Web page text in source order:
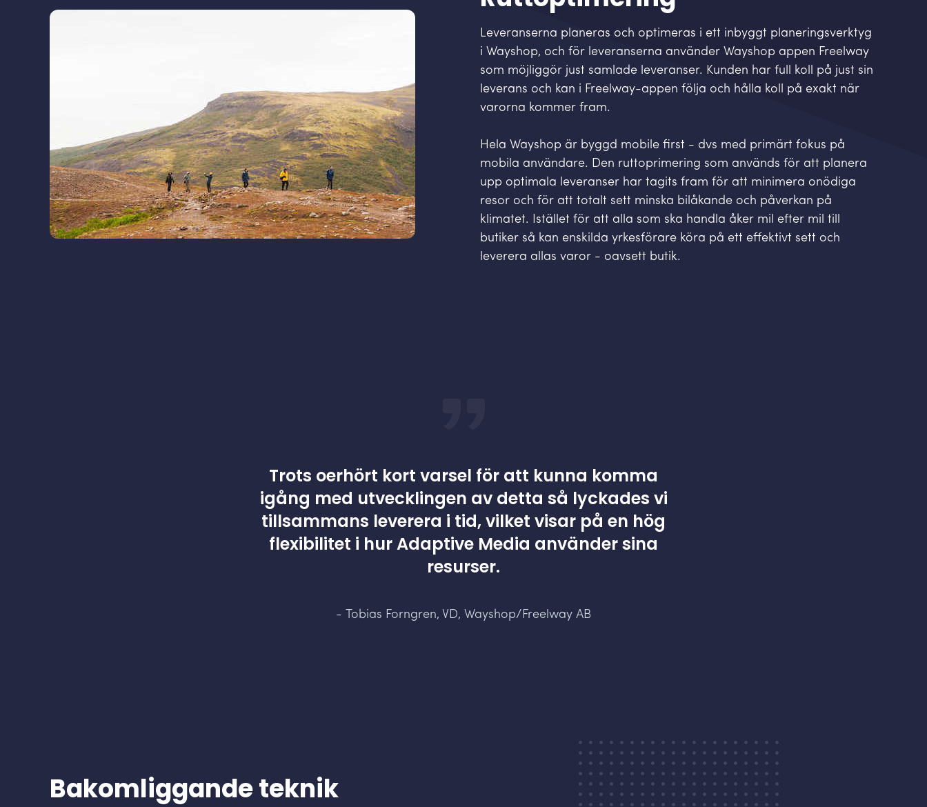
Leveranserna planeras och optimeras i ett inbyggt planeringsverktyg
i Wayshop, och för leveranserna använder Wayshop appen Freelway
som möjliggör just samlade leveranser. Kunden har full koll på just sin
leverans och kan i Freelway-appen följa och hålla koll på exakt när
varorna kommer fram.
Hela Wayshop är byggd mobile first - dvs med primärt fokus på
mobila användare. Den ruttoprimering som används för att planera
upp optimala leveranser har tagits fram för att minimera onödiga
resor och för att totalt sett minska bilåkande och påverkan på
klimatet. Istället för att alla som ska handla åker mil efter mil till
butiker så kan enskilda yrkesförare köra på ett effektivt sett och
leverera allas varor - oavsett butik.
Trots oerhört kort varsel för att kunna komma
igång med utvecklingen av detta så lyckades vi
tillsammans leverera i tid, vilket visar på en hög
flexibilitet i hur Adaptive Media använder sina
resurser.
- Tobias Forngren, VD, Wayshop/Freelway AB
Bakomliggande teknik